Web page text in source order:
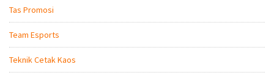
Tas Promosi
Team Esports
Teknik Cetak Kaos